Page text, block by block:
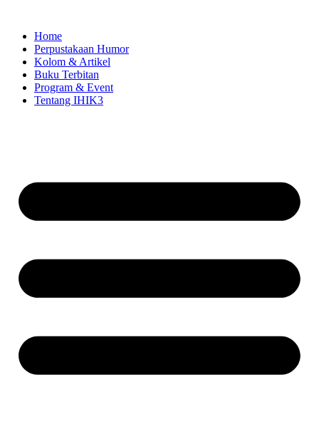
contentHome
Perpustakaan Humor
Kolom & Artikel
Buku Terbitan
Program & Event
Tentang IHIK3